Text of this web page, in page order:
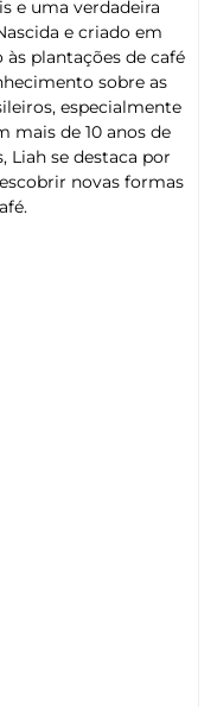
e uma verdadeira
e criado em
às plantações de café
sobre as
especialmente
mais de 10 anos de
Liah se destaca por
novas formas